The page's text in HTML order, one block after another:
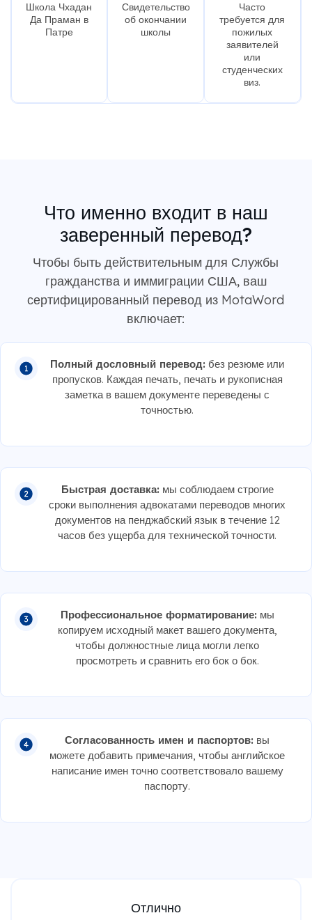
Школа Чхадан
Да Праман в
Патре
Свидетельство
об окончании
школы
Часто
требуется для
пожилых
заявителей
или
студенческих
виз.
Что именно входит в наш
заверенный перевод?
Чтобы быть действительным для Службы
гражданства и иммиграции США, ваш
сертифицированный перевод из MotaWord
включает:
Полный дословный перевод: без резюме или
пропусков. Каждая печать, печать и рукописная
заметка в вашем документе переведены с
точностью.
Быстрая доставка: мы соблюдаем строгие
сроки выполнения адвокатами переводов многих
документов на пенджабский язык в течение 12
часов без ущерба для технической точности.
Профессиональное форматирование: мы
копируем исходный макет вашего документа,
чтобы должностные лица могли легко
просмотреть и сравнить его бок о бок.
Согласованность имен и паспортов: вы
можете добавить примечания, чтобы английское
написание имен точно соответствовало вашему
паспорту.
Отлично